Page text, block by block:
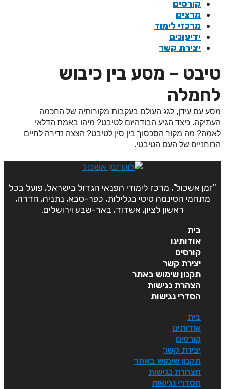
קורסים
מרצים
מרכזי לימוד
ידיעונים
יצירת קשר
– מסע בין כיבוש
עם עידן, לגג העולם בעקבות מקורותיה של החכמה
כיצד הגיע הבודהיזם לטיבט? מיהו באמת הדלאי
מה מקור הסכסוך בין סין לטיבט? הצצה נדירה לחיים
של העם הטיבטי.
"זמן אשכול", מרכז לימודי הפנאי הגדול בישראל, פועל בכל
מתחמי הסינמה סיטי בגלילות, כפר-סבא, נתניה, חדרה,
ראשון לציון, אשדוד, באר-שבע וירושלים.
בית
אודותינו
קורסים
יצירת קשר
תקנון שימוש באתר
הצהרת נגישות
הסדרי נגישות
בית
אודותינו
קורסים
יצירת קשר
תקנון שימוש באתר
הצהרת נגישות
הסדרי נגישות